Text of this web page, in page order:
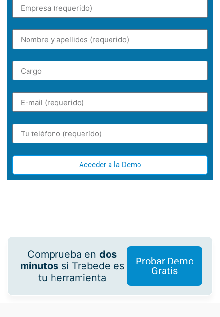
Acceder a la Demo
Comprueba endos
minutos si Trebede es
tu herramienta
Probar Demo
Gratis